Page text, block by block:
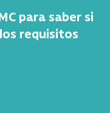
para saber si
requisitos